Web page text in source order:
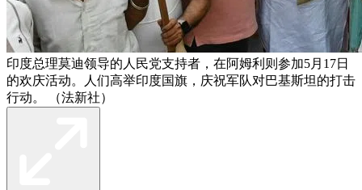
印度总理莫迪领导的人民党支持者，在阿姆利则参加5月17日
的欢庆活动。人们高举印度国旗，庆祝军队对巴基斯坦的打击
行动。 （法新社）